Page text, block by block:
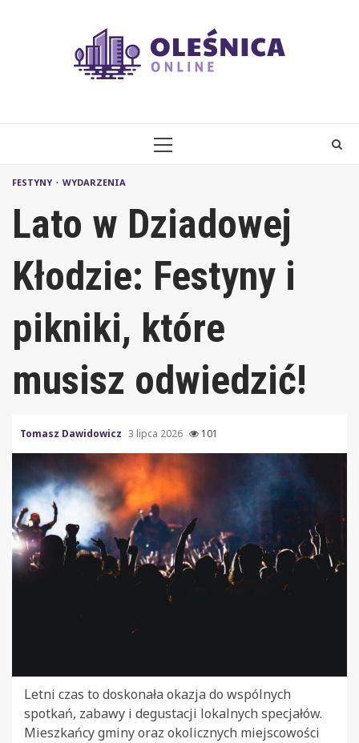
PRIMARY
FESTYNY WYDARZENIA
Lato w Dziadowej
Kłodzie: Festyny i
pikniki, które
musisz odwiedzić!
Tomasz Dawidowicz 3 lipca 2026 101
Letni czas to doskonała okazja do wspólnych
spotkań, zabawy i degustacji lokalnych specjałów.
Mieszkańcy gminy oraz okolicznych miejscowości